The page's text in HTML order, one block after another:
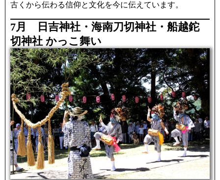
古くから伝わる信仰と文化を今に伝えています。
7月 日吉神社・海南刀切神社・船越鉈
切神社 かっこ舞い